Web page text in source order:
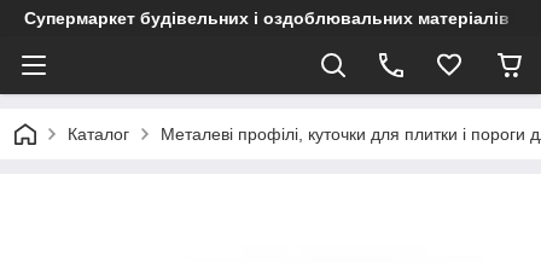
Супермаркет будівельних і оздоблювальних матеріалів
Каталог Металеві профілі, куточки для плитки і пороги